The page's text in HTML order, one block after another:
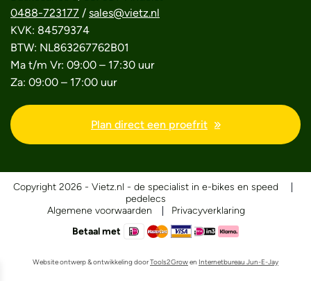
0488-723177 / sales@vietz.nl
KVK: 84579374
BTW: NL863267762B01
Ma t/m Vr: 09:00 – 17:30 uur
Za: 09:00 – 17:00 uur
Plan direct een proefrit
Copyright 2026 - Vietz.nl - de specialist in e-bikes en speed
pedelecs
Algemene voorwaarden
Privacyverklaring
Betaal met
Website ontwerp & ontwikkeling doorTools2Growen Internetbureau Jun-E-Jay